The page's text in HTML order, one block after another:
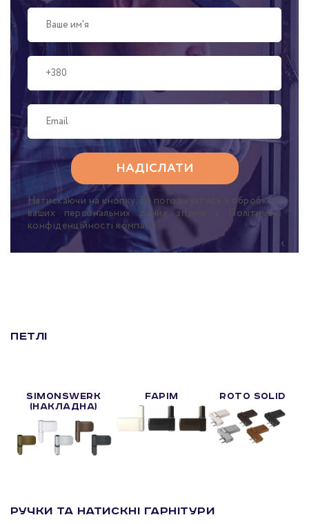
Натискаючи на кнопку, Ви погоджуєтесь з обробкою
ваших персональних даних згідно з Політикою
конфіденційності компанії
Петлі
SIMONSWERK
(накладна)
FAPIM ROTO SOLID
Ручки та натискні гарнітури